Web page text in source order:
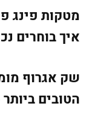
מטקות פינג
איך בוחרים
הטובים ביותר